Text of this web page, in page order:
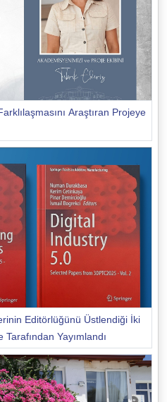
Araştıran Projeye
Editörlüğünü Üstlendiği İki
Yayımlandı